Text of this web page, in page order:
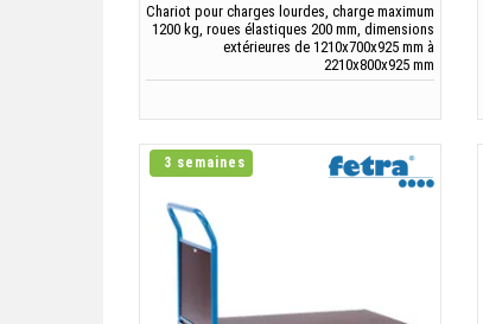
Chariot pour charges lourdes, charge maximum
1200 kg, roues élastiques 200 mm, dimensions
extérieures de 1210x700x925 mm à
2210x800x925 mm
3 semaines